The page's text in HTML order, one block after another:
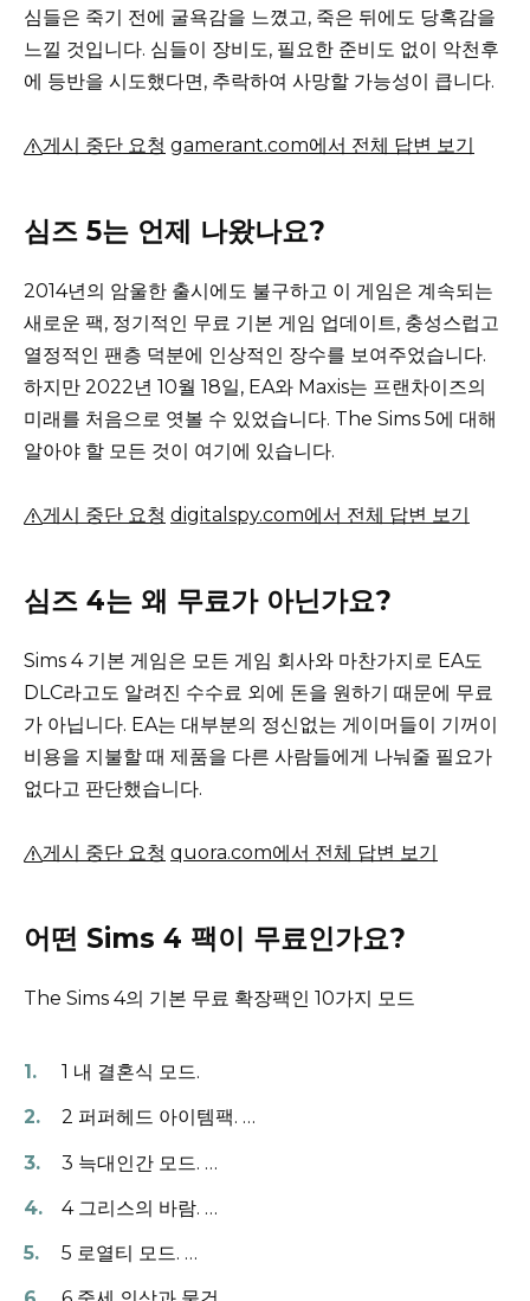
심들은 죽기 전에 굴욕감을 느꼈고, 죽은 뒤에도 당혹감을
느낄 것입니다. 심들이 장비도, 필요한 준비도 없이 악천후
에 등반을 시도했다면, 추락하여 사망할 가능성이 큽니다.
게시 중단 요청 gamerant.com에서 전체 답변 보기
심즈 5는 언제 나왔나요?
2014년의 암울한 출시에도 불구하고 이 게임은 계속되는
새로운 팩, 정기적인 무료 기본 게임 업데이트, 충성스럽고
열정적인 팬층 덕분에 인상적인 장수를 보여주었습니다.
하지만 2022년 10월 18일, EA와 Maxis는 프랜차이즈의
미래를 처음으로 엿볼 수 있었습니다. The Sims 5에 대해
알아야 할 모든 것이 여기에 있습니다.
게시 중단 요청 digitalspy.com에서 전체 답변 보기
심즈 4는 왜 무료가 아닌가요?
Sims 4 기본 게임은 모든 게임 회사와 마찬가지로 EA도
DLC라고도 알려진 수수료 외에 돈을 원하기 때문에 무료
가 아닙니다. EA는 대부분의 정신없는 게이머들이 기꺼이
비용을 지불할 때 제품을 다른 사람들에게 나눠줄 필요가
없다고 판단했습니다.
게시 중단 요청 quora.com에서 전체 답변 보기
어떤 Sims 4 팩이 무료인가요?
The Sims 4의 기본 무료 확장팩인 10가지 모드
1 내 결혼식 모드.
2 퍼퍼헤드 아이템팩. …
3 늑대인간 모드. …
4 그리스의 바람. …
5 로열티 모드. …